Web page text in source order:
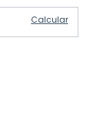
Calcular